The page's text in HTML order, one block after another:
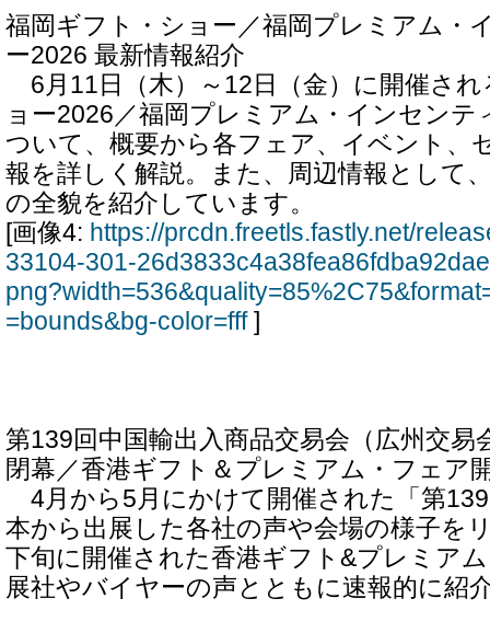
福岡ギフト・ショー／福岡プレミアム・
ー2026 最新情報紹介
6月11日（木）～12日（金）に開催さ
ョー2026／福岡プレミアム・インセンテ
ついて、概要から各フェア、イベント、
報を詳しく解説。また、周辺情報として
の全貌を紹介しています。
[画像4: https://prcdn.freetls.fastly.net/
33104-301-
=bounds&bg-color=fff]
第139回中国輸出入商品交易会（広州交易
閉幕／香港ギフト＆プレミアム・フェア
4月から5月にかけて開催された「第
本から出展した各社の声や会場の様子を
下旬に開催された香港ギフト&プレミア
展社やバイヤーの声とともに速報的に紹